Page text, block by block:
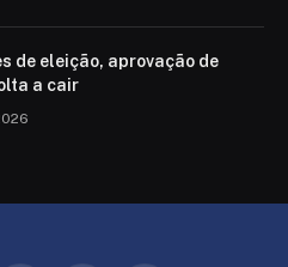
de eleição, aprovação de
a cair